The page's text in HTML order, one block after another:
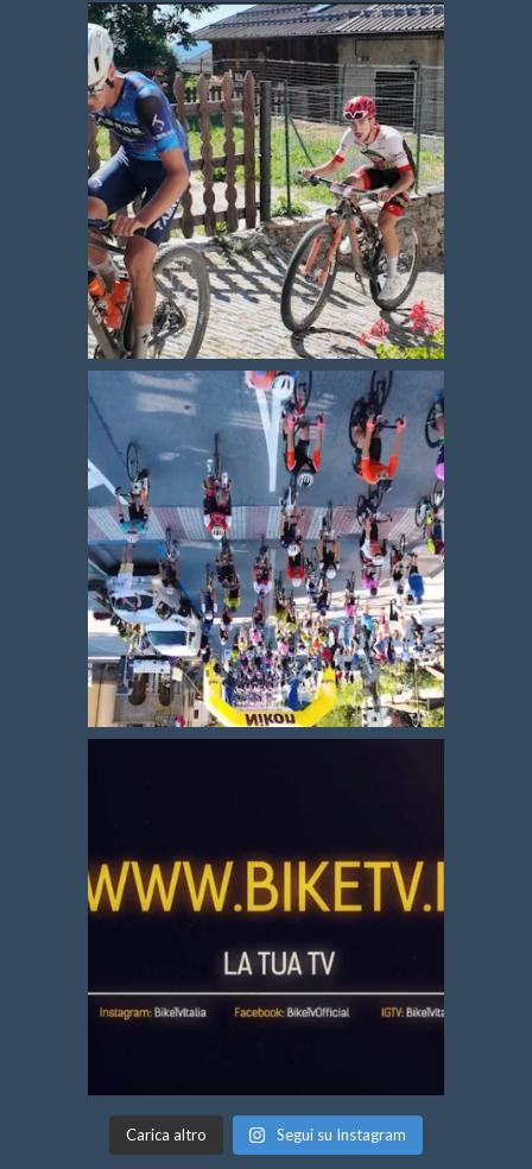
Carica altro Segui su Instagram